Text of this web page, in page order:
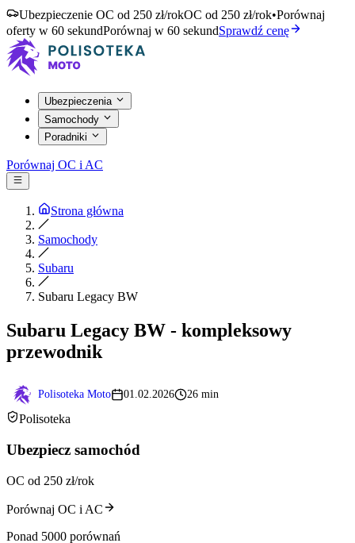
Ubezpieczenie OC od 250 zł/rokOC od 250 zł/rok•Porównaj
oferty w 60 sekundPorównaj w 60 sekundSprawdź cenę
Ubezpieczenia
Samochody
Poradniki
Porównaj OC i AC
Strona główna
Samochody
Subaru
Subaru Legacy BW
Subaru Legacy BW - kompleksowy
przewodnik
Polisoteka Moto 01.02.2026 26 min
Polisoteka
Ubezpiecz samochód
OC od 250 zł/rok
Porównaj OC i AC
Ponad 5000 porównań